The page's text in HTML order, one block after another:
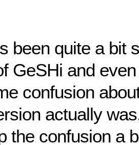
been quite a bit
GeSHi and even
confusion
actually
the confusion a